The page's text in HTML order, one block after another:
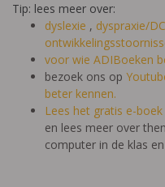
Tip: lees meer over:
dyslexie , dyspraxie/
voor wie ADIBoeken
bezoek ons op
beter kennen.
Lees het gratis e-
en lees meer over
computer in de klas